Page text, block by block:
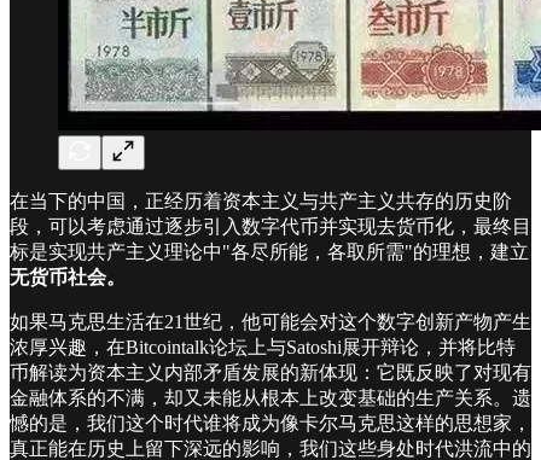
在当下的中国，正经历着资本主义与共产主义共存的历史阶
段，可以考虑通过逐步引入数字代币并实现去货币化，最终目
标是实现共产主义理论中"各尽所能，各取所需"的理想，建立
无货币社会。
如果马克思生活在21世纪，他可能会对这个数字创新产物产生
浓厚兴趣，在Bitcointalk论坛上与Satoshi展开辩论，并将比特
币解读为资本主义内部矛盾发展的新体现：它既反映了对现有
金融体系的不满，却又未能从根本上改变基础的生产关系。遗
憾的是，我们这个时代谁将成为像卡尔马克思这样的思想家，
真正能在历史上留下深远的影响，我们这些身处时代洪流中的